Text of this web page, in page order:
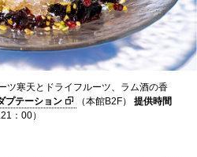
ツ寒天とドライフルーツ、ラム酒の香
プテーション （本館B2F） 提供時間
：00）